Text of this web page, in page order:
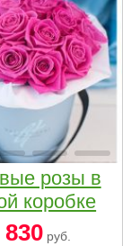
розы в
коробке
830руб.